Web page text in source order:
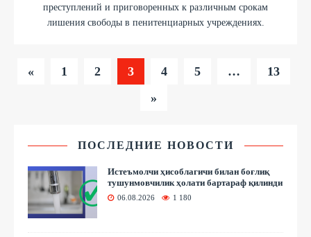
преступлений и приговоренных к различным срокам
лишения свободы в пенитенциарных учреждениях.
« 1 2 3 4 5 …
13
»
ПОСЛЕДНИЕ НОВОСТИ
Истеъмолчи ҳисоблагичи билан боғлиқ
тушунмовчилик ҳолати бартараф қилинди
06.08.2026 1 180